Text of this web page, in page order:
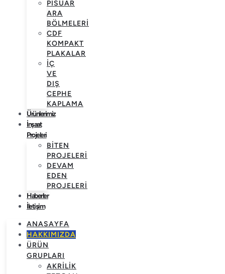
PISUAR
ARA
BÖLMELERI
CDF
KOMPAKT
PLAKALAR
İÇ
VE
DIŞ
CEPHE
KAPLAMA
Ürünlerimiz
İnşaat
Projeleri
BITEN
PROJELERI
DEVAM
EDEN
PROJELERI
Haberler
İletişim
ANASAYFA
HAKKIMIZDA
ÜRÜN
GRUPLARI
AKRILIK